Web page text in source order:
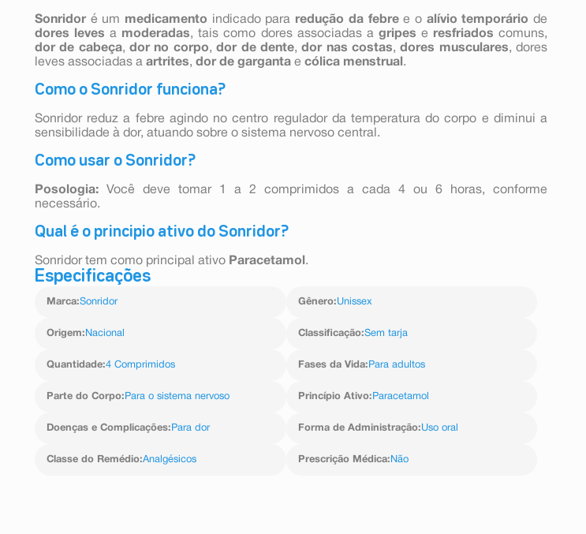
Sonridoré um medicamento indicado para redução da febree o alívio temporário de
dores leves a moderadas, tais como dores associadas a gripes e resfriados comuns,
dor de cabeça,dor no corpo,dor de dente,dor nas costas,dores musculares, dores
leves associadas a artrites, dor de garganta e cólica menstrual .
Como o Sonridor funciona?
Sonridor reduz a febre agindo no centro regulador da temperatura do corpo e diminui a
sensibilidade à dor, atuando sobre o sistema nervoso central.
Como usar o Sonridor?
Posologia: Você deve tomar 1 a 2 comprimidos a cada 4 ou 6 horas, conforme
necessário.
Qual é o principio ativo do Sonridor?
Sonridor tem como principal ativo Paracetamol .
Especificações
Marca:Sonridor Gênero:Unissex
Origem: Nacional Classificação:Sem tarja
Quantidade:4 Comprimidos Fases da Vida: Para adultos
Parte do Corpo: Para o sistema nervoso Princípio Ativo: Paracetamol
Doenças e Complicações: Para dor Forma de Administração:Uso oral
Classe do Remédio:Analgésicos Prescrição Médica: Não